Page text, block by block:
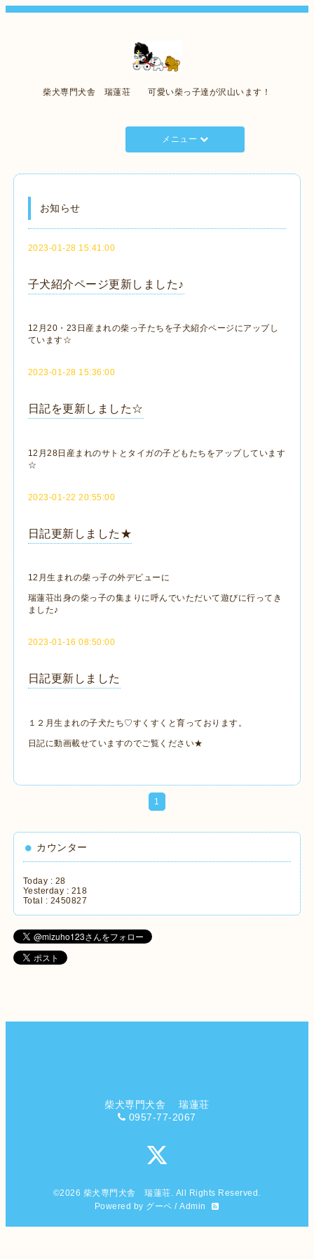
柴犬専門犬舎 瑞蓮荘 可愛い柴っ子達が沢山います！
メニュー
お知らせ
2023-01-28 15:41:00
子犬紹介ページ更新しました♪
12月20・23日産まれの柴っ子たちを子犬紹介ページにアップし
ています☆
2023-01-28 15:36:00
日記を更新しました☆
12月28日産まれのサトとタイガの子どもたちをアップしています
☆
2023-01-22 20:55:00
日記更新しました★
12月生まれの柴っ子の外デビューに
瑞蓮荘出身の柴っ子の集まりに呼んでいただいて遊びに行ってき
ました♪
2023-01-16 08:50:00
日記更新しました
１２月生まれの子犬たち♡すくすくと育っております。
日記に動画載せていますのでご覧ください★
1
カウンター
Today : 28
Yesterday : 218
Total : 2450827
柴犬専門犬舎 瑞蓮荘
0957-77-2067
©2026 柴犬専門犬舎 瑞蓮荘 . All Rights Reserved.
Powered by グーペ /Admin